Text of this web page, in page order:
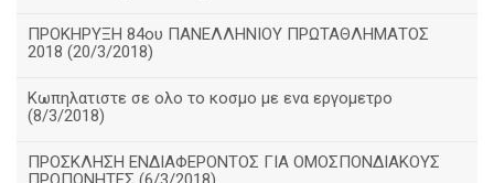
ΠΡΟΚΗΡΥΞΗ 84ου ΠΑΝΕΛΛΗΝΙΟΥ ΠΡΩΤΑΘΛΗΜΑΤΟΣ
2018 (20/3/2018)
Κωπηλατιστε σε ολο το κοσμο με ενα εργομετρο
(8/3/2018)
ΠΡΟΣΚΛΗΣΗ ΕΝΔΙΑΦΕΡΟΝΤΟΣ ΓΙΑ ΟΜΟΣΠΟΝΔΙΑΚΟΥΣ